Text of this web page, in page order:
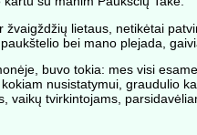
lietaus, netikėtai
bei mano plejada,
buvo tokia: mes visi
nusistatymui, graudulio
vaikų tvirkintojams,